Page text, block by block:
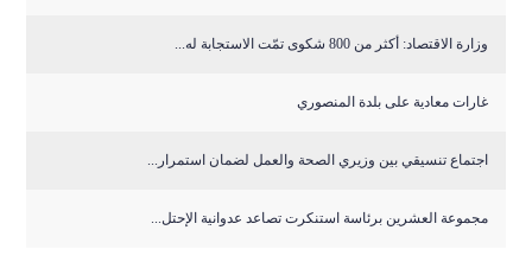
وزارة الاقتصاد: أكثر من 800 شكوى تمّت الاستجابة له...
غارات معادية على بلدة المنصوري
اجتماع تنسيقي بين وزيري الصحة والعمل لضمان استمرار...
مجموعة العشرين برئاسة استنكرت تصاعد عدوانية الإحتل...